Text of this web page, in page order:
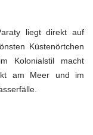
liegt direkt auf
Küstenörtchen
Kolonialstil macht
am Meer und im